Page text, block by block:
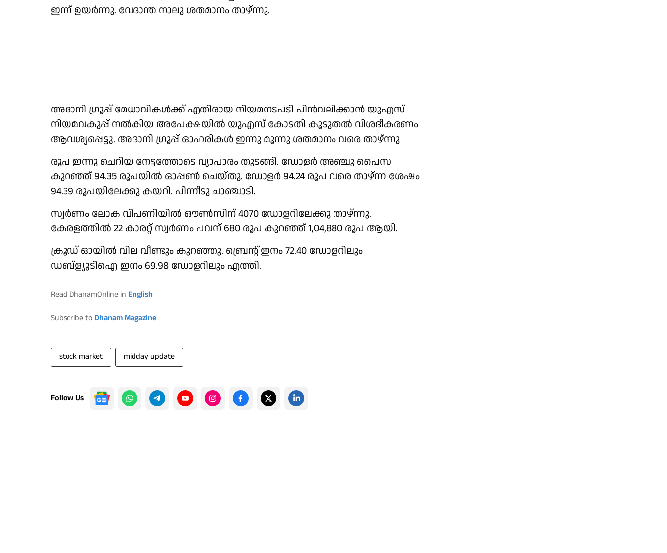
ഇന്ന് ഉയർന്നു. വേദാന്ത നാലു ശതമാനം താഴ്ന്നു.
അദാനി ഗ്രൂപ്പ് മേധാവികൾക്ക് എതിരായ നിയമനടപടി പിൻവലിക്കാൻ യുഎസ്
നിയമവകുപ്പ് നൽകിയ അപേക്ഷയിൽ യുഎസ് കോടതി കൂടുതൽ വിശദീകരണം
ആവശ്യപ്പെട്ടു. അദാനി ഗ്രൂപ്പ് ഓഹരികൾ ഇന്നു മൂന്നു ശതമാനം വരെ താഴ്ന്നു
രൂപ ഇന്നു ചെറിയ നേട്ടത്തോടെ വ്യാപാരം തുടങ്ങി. ഡോളർ അഞ്ചു പൈസ
കുറഞ്ഞ് 94.35 രൂപയിൽ ഓപ്പൺ ചെയ്തു. ഡോളർ 94.24 രൂപ വരെ താഴ്ന്ന ശേഷം
94.39 രൂപയിലേക്കു കയറി. പിന്നീടു ചാഞ്ചാടി.
സ്വർണം ലോക വിപണിയിൽ ഔൺസിന് 4070 ഡോളറിലേക്കു താഴ്ന്നു.
കേരളത്തിൽ 22 കാരറ്റ് സ്വർണം പവന് 680 രൂപ കുറഞ്ഞ് 1,04,880 രൂപ ആയി.
ക്രൂഡ് ഓയിൽ വില വീണ്ടും കുറഞ്ഞു. ബ്രെൻ്റ് ഇനം 72.40 ഡോളറിലും
ഡബ്ള്യുടിഐ ഇനം 69.98 ഡോളറിലും എത്തി.
Read DhanamOnline in English
Subscribe to Dhanam Magazine
stock market midday update
Follow Us